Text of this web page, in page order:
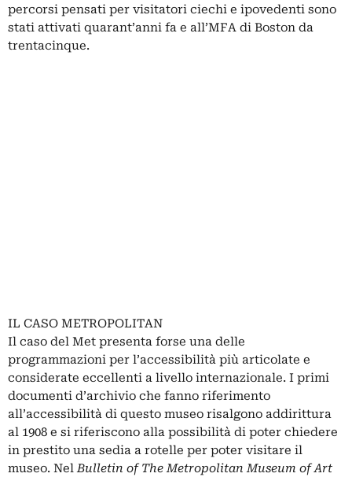
percorsi pensati per visitatori ciechi e ipovedenti sono
stati attivati quarant’anni fa e all’MFA di Boston da
trentacinque.
IL CASO METROPOLITAN
Il caso del Met presenta forse una delle
programmazioni per l’accessibilità più articolate e
considerate eccellenti a livello internazionale. I primi
documenti d’archivio che fanno riferimento
all’accessibilità di questo museo risalgono addirittura
al 1908 e si riferiscono alla possibilità di poter chiedere
in prestito una sedia a rotelle per poter visitare il
museo. NelBulletin of The Metropolitan Museum of Art